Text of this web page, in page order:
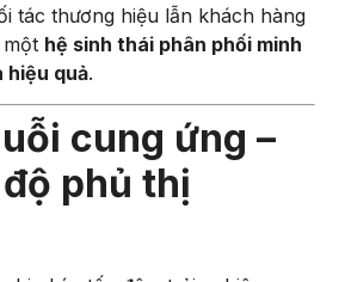
tác thương hiệu lẫn khách hàng
hệ sinh thái phân phối minh
hiệu quả.
cung ứng –
phủ thị